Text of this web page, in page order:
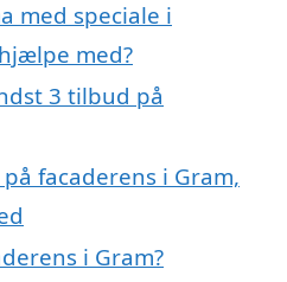
med speciale i
med?
3 tilbud på
facaderens i Gram,
i Gram?